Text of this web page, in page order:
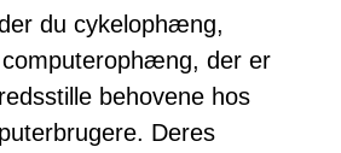
du cykelophæng,
der er
behovene hos
Deres